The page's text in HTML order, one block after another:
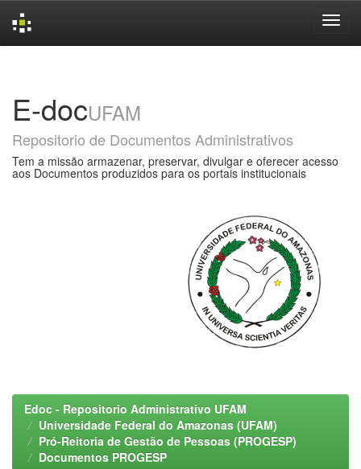
E-docUFAM
Repositorio de Documentos Administrativos
Tem a missão armazenar, preservar, divulgar e oferecer acesso
aos Documentos produzidos para os portais institucionais
Edoc - Repositorio Administrativo UFAM
Universidade Federal do Amazonas (UFAM)
Pró-Reitoria de Gestão de Pessoas (PROGESP)
Documentos PROGESP